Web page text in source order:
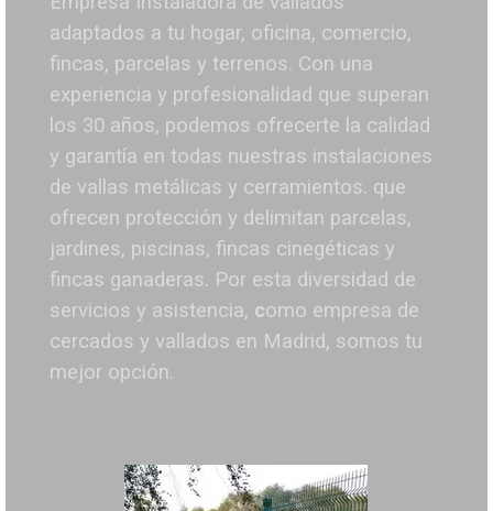
adaptados a tu hogar, oficina, comercio,
fincas, parcelas y terrenos. Con una
experiencia y profesionalidad que superan
los 30 años, podemos ofrecerte la calidad
y garantía en todas nuestras instalaciones
de vallas metálicas y cerramientos. que
ofrecen protección y delimitan parcelas,
jardines, piscinas, fincas cinegéticas y
fincas ganaderas. Por esta diversidad de
servicios y asistencia, como empresa de
cercados y vallados en Madrid, somos tu
mejor opción.